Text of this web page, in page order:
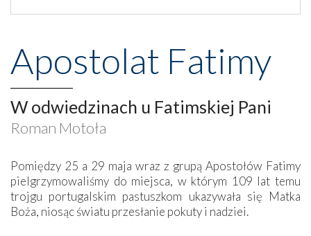
Apostolat Fatimy
W odwiedzinach u Fatimskiej Pani
Roman Motoła
Pomiędzy 25 a 29 maja wraz z grupą Apostołów Fatimy
pielgrzymowaliśmy do miejsca, w którym 109 lat temu
trojgu portugalskim pastuszkom ukazywała się Matka
Boża, niosąc światu przesłanie pokuty i nadziei.